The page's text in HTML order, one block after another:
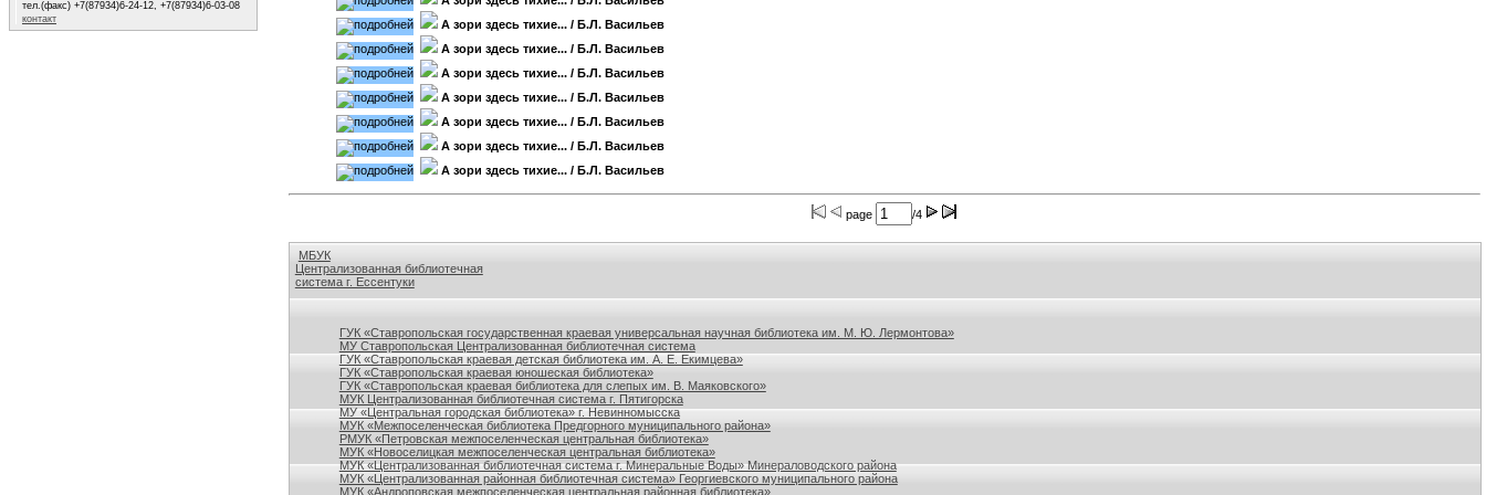
А зори здесь тихие.../ Б.Л. Васильев
А зори здесь тихие.../ Б.Л. Васильев
А зори здесь тихие.../ Б.Л. Васильев
А зори здесь тихие.../ Б.Л. Васильев
А зори здесь тихие.../ Б.Л. Васильев
А зори здесь тихие.../ Б.Л. Васильев
А зори здесь тихие.../ Б.Л. Васильев
page /4
МБУК
Централизованная библиотечная
система г. Ессентуки
ГУК «Ставропольская государственная краевая универсальная научная библиотека им. М. Ю. Лермонтова»
МУ Ставропольская Централизованная библиотечная система
ГУК «Ставропольская краевая детская библиотека им. А. Е. Екимцева»
ГУК «Ставропольская краевая юношеская библиотека»
ГУК «Ставропольская краевая библиотека для слепых им. В. Маяковского»
МУК Централизованная библиотечная система г. Пятигорска
МУ «Центральная городская библиотека» г. Невинномысска
МУК «Межпоселенческая библиотека Предгорного муниципального района»
РМУК «Петровская межпоселенческая центральная библиотека»
МУК «Новоселицкая межпоселенческая центральная библиотека»
МУК «Централизованная библиотечная система г. Минеральные Воды» Минераловодского района
МУК «Централизованная районная библиотечная система» Георгиевского муниципального района
МУК «Андроповская межпоселенческая центральная районная библиотека»
тел.(факс) +7(87934)6-24-12, +7(87934)6-03-08
контакт